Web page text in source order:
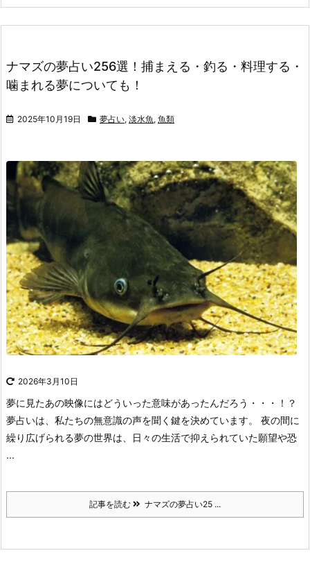
ナマズの夢占い256選！捕まえる・釣る・料理する・
噛まれる夢についても！
2025年10月19日 夢占い, 淡水魚, 魚類
2026年3月10日
夢に見たあの映像にはどういった意味があったんだろう・・・！？
夢占いは、私たちの無意識の声を聞く鍵を決めています。
夜の間に
繰り広げられる夢の世界は、日々の生活で抑えられていた願望や恐
...
記事を読む ナマズの夢占い25 ...